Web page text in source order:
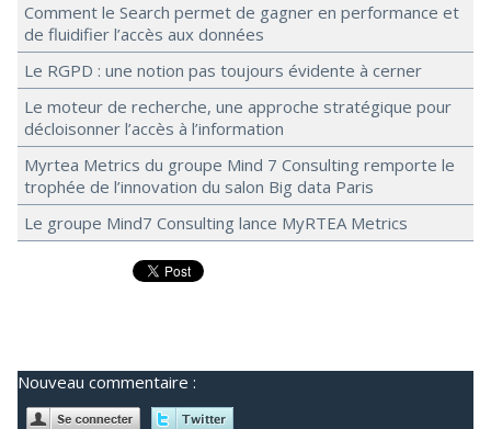
Comment le Search permet de gagner en performance et
de fluidifier l’accès aux données
Le RGPD : une notion pas toujours évidente à cerner
Le moteur de recherche, une approche stratégique pour
décloisonner l’accès à l’information
Myrtea Metrics du groupe Mind 7 Consulting remporte le
trophée de l’innovation du salon Big data Paris
Le groupe Mind7 Consulting lance MyRTEA Metrics
Nouveau commentaire :